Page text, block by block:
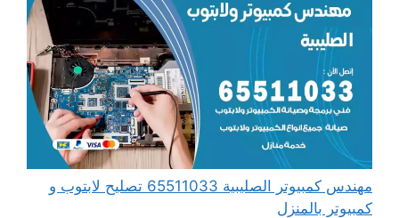
مهندس كمبيوتر الصليبية 65511033 تصليح لابتوب و
كمبيوتر بالمنزل